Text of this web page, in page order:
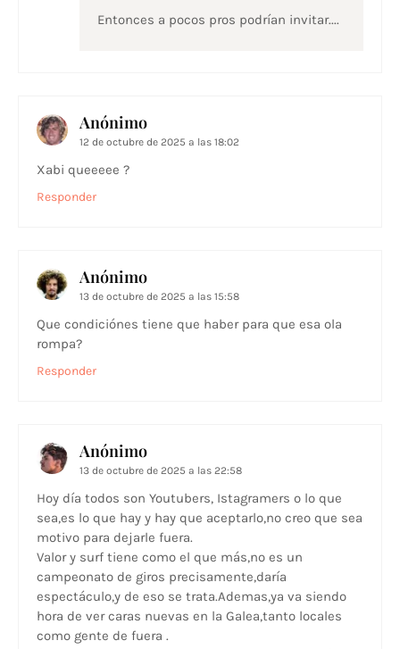
Entonces a pocos pros podrían invitar....
Anónimo
12 de octubre de 2025 a las 18:02
Xabi queeeee ?
Responder
Anónimo
13 de octubre de 2025 a las 15:58
Que condiciónes tiene que haber para que esa ola
rompa?
Responder
Anónimo
13 de octubre de 2025 a las 22:58
Hoy día todos son Youtubers, Istagramers o lo que
sea,es lo que hay y hay que aceptarlo,no creo que sea
motivo para dejarle fuera.
Valor y surf tiene como el que más,no es un
campeonato de giros precisamente,daría
espectáculo,y de eso se trata.Ademas,ya va siendo
hora de ver caras nuevas en la Galea,tanto locales
como gente de fuera .